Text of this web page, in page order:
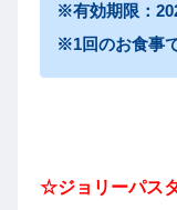
※有効期限：
※1回のお食事
☆ジョリーパス